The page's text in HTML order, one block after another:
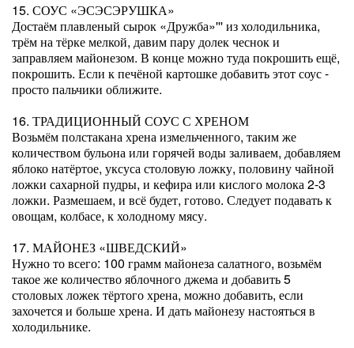
15. СОУС «ЭСЭСЭРУШКА»
Достаём плавленый сырок «Дружба»''' из холодильника,
трём на тёрке мелкой, давим пару долек чеснок и
заправляем майонезом. В конце можно туда покрошить ещё,
покрошить. Если к печёной картошке добавить этот соус -
просто пальчики оближите.
16. ТРАДИЦИОННЫЙ СОУС С ХРЕНОМ
Возьмём полстакана хрена измельченного, таким же
количеством бульона или горячей воды заливаем, добавляем
яблоко натёртое, уксуса столовую ложку, половину чайной
ложки сахарной пудры, и кефира или кислого молока 2-3
ложки. Размешаем, и всё будет, готово. Следует подавать к
овощам, колбасе, к холодному мясу.
17. МАЙОНЕЗ «ШВЕДСКИЙ»
Нужно то всего: 100 грамм майонеза салатного, возьмём
такое же количество яблочного джема и добавить 5
столовых ложек тёртого хрена, можно добавить, если
захочется и больше хрена. И дать майонезу настояться в
холодильнике.